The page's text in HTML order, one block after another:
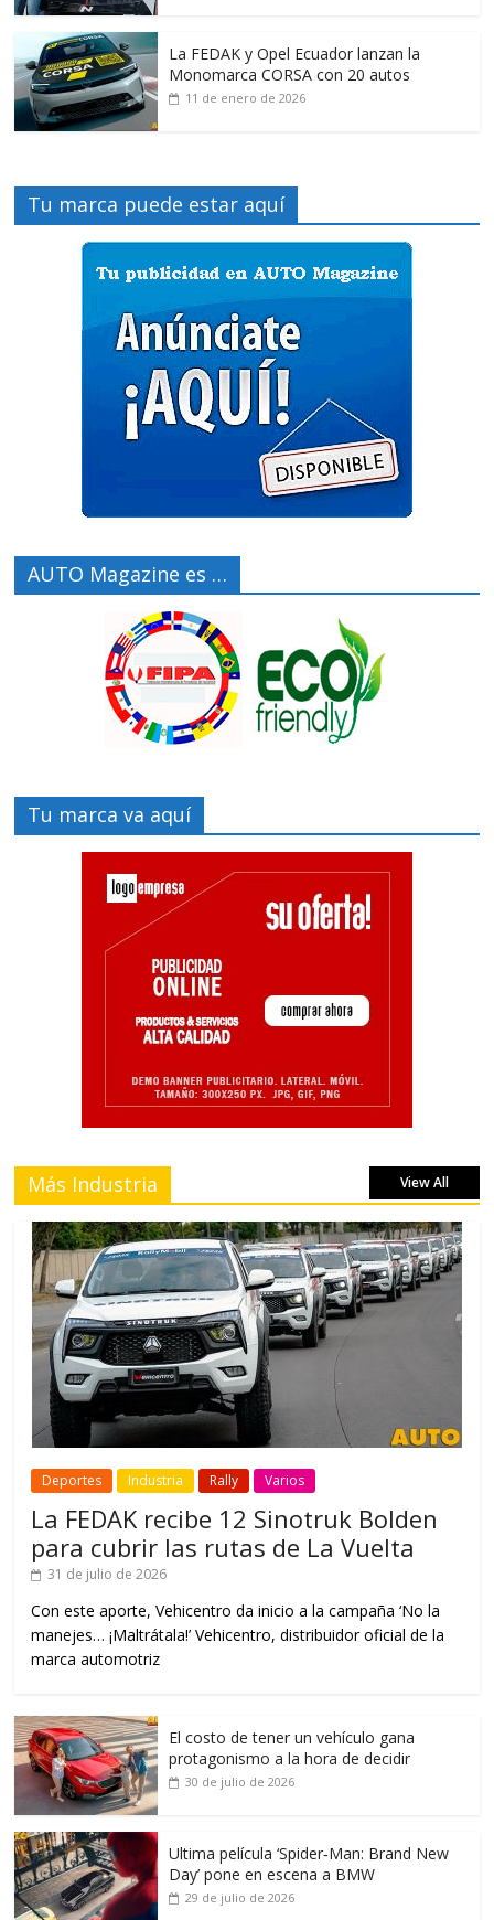
La FEDAK y Opel Ecuador lanzan la
Monomarca CORSA con 20 autos
11 de enero de 2026
Tu marca puede estar aquí
AUTO Magazine es …
Tu marca va aquí
Más Industria View All
Deportes Industria Rally Varios
La FEDAK recibe 12 Sinotruk Bolden
para cubrir las rutas de La Vuelta
31 de julio de 2026
Con este aporte, Vehicentro da inicio a la campaña ‘No la
manejes… ¡Maltrátala!’ Vehicentro, distribuidor oficial de la
marca automotriz
El costo de tener un vehículo gana
protagonismo a la hora de decidir
30 de julio de 2026
Ultima película ‘Spider‑Man: Brand New
Day’ pone en escena a BMW
29 de julio de 2026